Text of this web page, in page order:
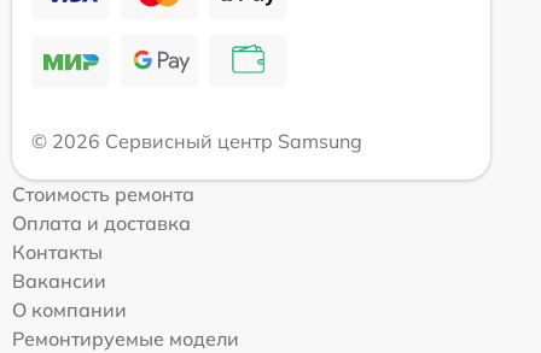
© 2026 Сервисный центр Samsung
Стоимость ремонта
Оплата и доставка
Контакты
Вакансии
О компании
Ремонтируемые модели